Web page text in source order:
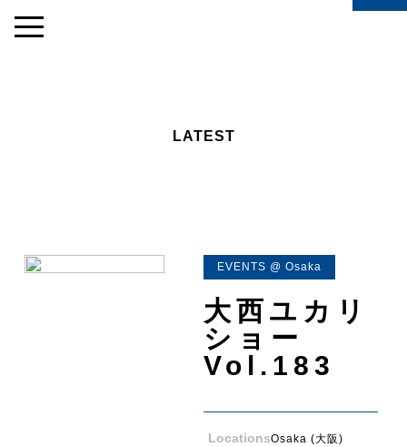
LATEST
EVENTS @ Osaka
大西ユカリ
ショー
Vol.183
LocationsOsaka (大阪)